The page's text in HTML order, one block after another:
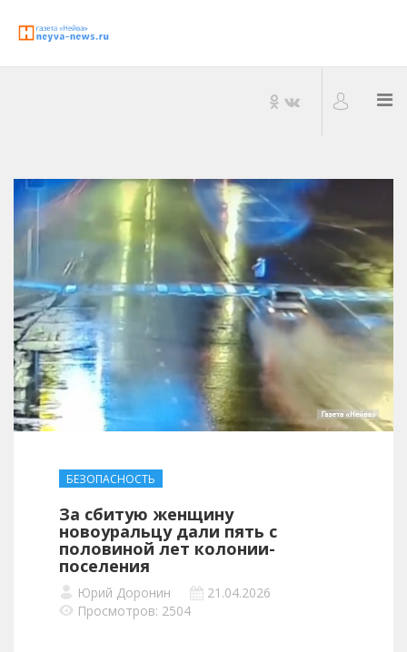
БЕЗОПАСНОСТЬ
За сбитую женщину
новоуральцу дали пять с
половиной лет колонии-
поселения
Юрий Доронин
21.04.2026
Просмотров: 2504